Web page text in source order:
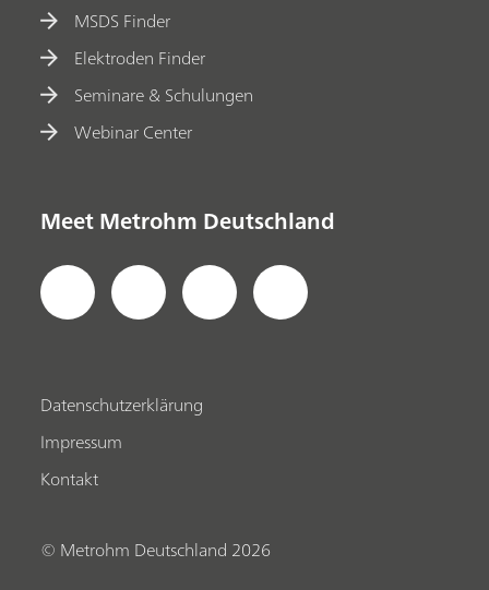
MSDS Finder
Elektroden Finder
Seminare & Schulungen
Webinar Center
Meet Metrohm Deutschland
Datenschutzerklärung
Impressum
Kontakt
© Metrohm Deutschland 2026